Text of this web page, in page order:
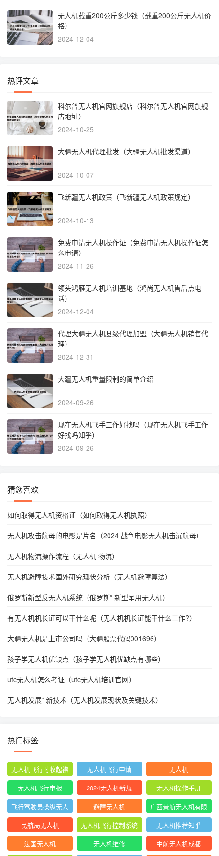
无人机载重200公斤多少钱（载重200公斤无人机价
格）
2024-12-04
热评文章
科尔普无人机官网旗舰店（科尔普无人机官网旗舰
店地址）
2024-10-25
大疆无人机代理批发（大疆无人机批发渠道）
2024-10-07
飞新疆无人机政策（飞新疆无人机政策规定）
2024-10-13
免费申请无人机操作证（免费申请无人机操作证怎
么申请）
2024-11-26
领头鸿雁无人机培训基地（鸿尚无人机售后点电
话）
2024-12-04
代理大疆无人机县级代理加盟（大疆无人机销售代
理）
2024-12-31
大疆无人机重量限制的简单介绍
2024-09-26
现在无人机飞手工作好找吗（现在无人机飞手工作
好找吗知乎）
2024-09-26
猜您喜欢
如何取得无人机资格证（如何取得无人机执照）
无人机攻击航母的电影是片名（2024 战争电影无人机击沉航母）
无人机物流操作流程（无人机 物流）
无人机避障技术国外研究现状分析（无人机避障算法）
俄罗斯新型反无人机系统（俄罗斯* 新型军用无人机）
有无人机机长证可以干什么呢（无人机机长证能干什么工作?）
大疆无人机是上市公司吗（大疆股票代码001696）
孩子学无人机优缺点（孩子学无人机优缺点有哪些）
utc无人机怎么考证（utc无人机培训官网）
无人机发展* 新技术（无人机发展现状及关键技术）
热门标签
无人机飞行时收起襟
翼
无人机飞行申请
无人机
无人机飞行申报
2024无人机新规
无人机操作手册
飞行驾驶员操纵无人
机坡度转弯时
避障无人机
广西景航无人机有限
公司官网首页
民航局无人机
无人机飞行控制系统
中的pid控制器
无人机推荐知乎
法国无人机
无人机维修 中航无人机成都